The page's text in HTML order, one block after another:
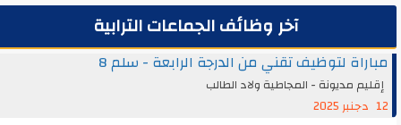
آخر وظائف الجماعات الترابية
مباراة لتوظيف تقني من الدرجة الرابعة - سلم 8
إقليم مديونة - المجاطية ولاد الطالب
12 دجنبر 2025